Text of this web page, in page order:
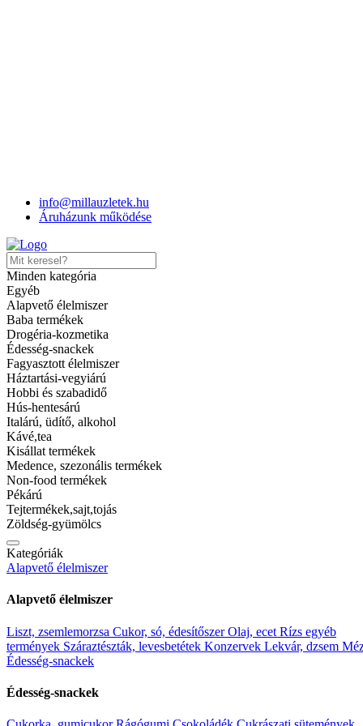
info@millauzletek.hu
Áruházunk működése
Minden kategória
Egyéb
Alapvető élelmiszer
Baba termékek
Drogéria-kozmetika
Édesség-snackek
Fagyasztott élelmiszer
Háztartási-vegyiárú
Hobbi és szabadidő
Hús-hentesárú
Italárú, üdítő, alkohol
Kávé,tea
Kisállat termékek
Medence, szezonális termékek
Non-food termékek
Pékárú
Tejtermékek,sajt,tojás
Zöldség-gyümölcs
Kategóriák
Alapvető élelmiszer
Alapvető élelmiszer
Liszt, zsemlemorzsa Cukor, só, édesítőszerOlaj, ecet Rízs egyéb
termények Száraztészták, levesbetétek Konzervek Lekvár, dzsem
Édesség-snackek
Édesség-snackek
Globus melegsz.hamburger
290g
Cikkszám:8595139789695
Konzervek
Share
Hozzáadás a kívánságlistához
Elfogyott
Vélemények (0)
Vevői vélemények
Vevői értékelés
0
0 Értékelés
Csillag 5
(0)
(0)
(0)
Csillag 2
(0)
Csillag 1
(0)
Értékeld elsőként: “Globus melegsz.hamburger 290g”